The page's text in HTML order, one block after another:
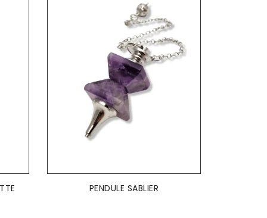
PENDULE SABLIER